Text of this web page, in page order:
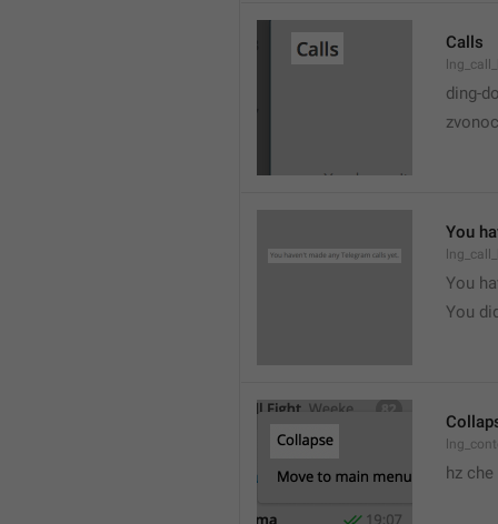
Calls
ding-
You
You
You
hz